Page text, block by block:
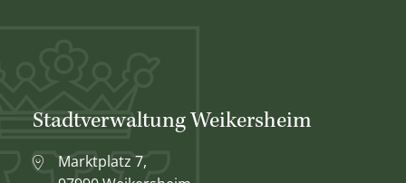
Stadtverwaltung Weikersheim
Marktplatz 7,